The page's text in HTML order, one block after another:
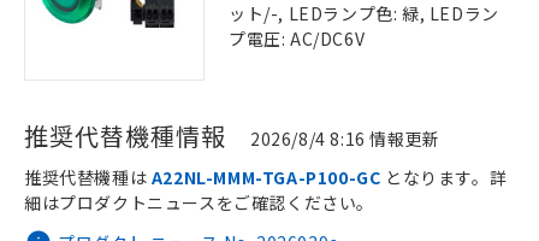
ット/-, LEDランプ色: 緑, LEDラン
プ電圧: AC/DC6V
推奨代替機種情報 2026/8/4 8:16 情報更新
推奨代替機種は A22NL-MMM-TGA-P100-GC となります。詳
細はプロダクトニュースをご確認ください。